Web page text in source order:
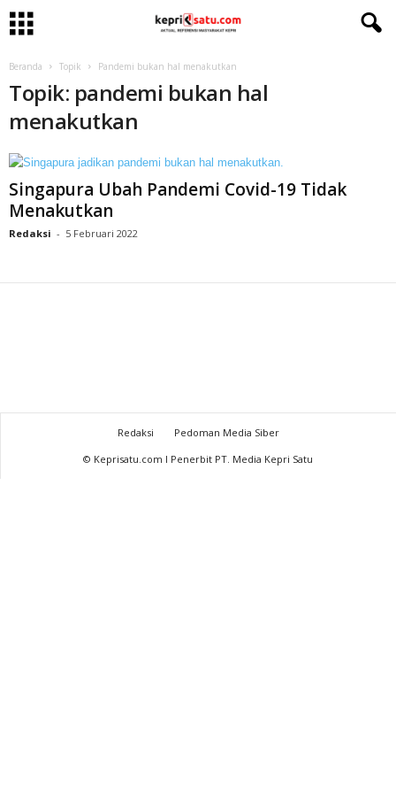
Beranda Topik Pandemi bukan hal menakutkan
Topik: pandemi bukan hal
menakutkan
Singapura Ubah Pandemi Covid-19 Tidak
Menakutkan
Redaksi - 5 Februari 2022
Redaksi
Pedoman Media Siber
© Keprisatu.com I Penerbit PT. Media Kepri Satu